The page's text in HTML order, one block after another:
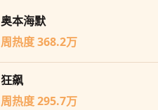
奥本海默
周热度 368.2万
狂飙
周热度 295.7万